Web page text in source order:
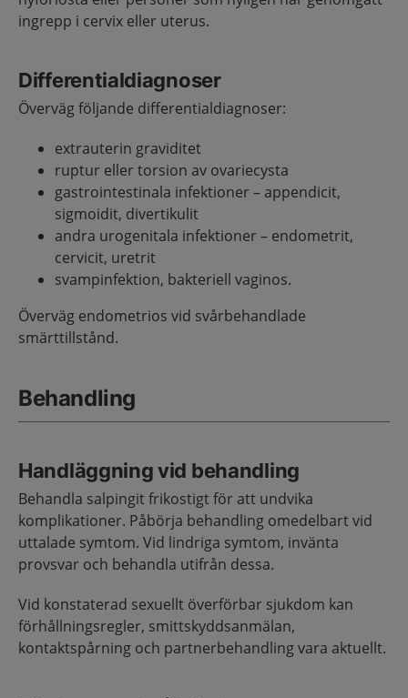
ingrepp i cervix eller uterus.
Differentialdiagnoser
Överväg följande differentialdiagnoser:
extrauterin graviditet
ruptur eller torsion av ovariecysta
gastrointestinala infektioner – appendicit,
sigmoidit, divertikulit
andra urogenitala infektioner – endometrit,
cervicit, uretrit
svampinfektion, bakteriell vaginos.
Överväg endometrios vid svårbehandlade
smärttillstånd.
Behandling
Handläggning vid behandling
Behandla salpingit frikostigt för att undvika
komplikationer. Påbörja behandling omedelbart vid
uttalade symtom. Vid lindriga symtom, invänta
provsvar och behandla utifrån dessa.
Vid konstaterad sexuellt överförbar sjukdom kan
förhållningsregler, smittskyddsanmälan,
kontaktspårning och partnerbehandling vara aktuellt.